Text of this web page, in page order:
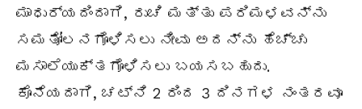
ಮಾಧುರ್ಯದಿಂದಾಗಿ, ರುಚಿ ಮತ್ತು ಪರಿಮಳವನ್ನು
ಸಮತೋಲನಗೊಳಿಸಲು ನೀವು ಅದನ್ನು ಹೆಚ್ಚು
ಮಸಾಲೆಯುಕ್ತಗೊಳಿಸಲು ಬಯಸಬಹುದು.
ಕೊನೆಯದಾಗಿ, ಚಟ್ನಿ 2 ರಿಂದ 3 ದಿನಗಳ ನಂತರವೂ